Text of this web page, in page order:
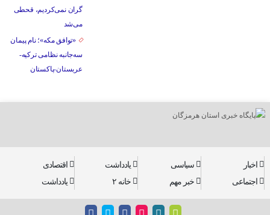
گران نمی‌کردیم، قحطی
می‌شد
«توافق مکه»؛ نام پیمان
سه‌جانبه نظامی ترکیه-
عربستان-پاکستان
اخبار سیاسی یادداشت
اقتصادی
اجتماعی
خبر مهم خانه ۲ یادداشت